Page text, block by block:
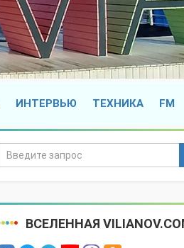
ИНТЕРВЬЮ ТЕХНИКА FM
ВСЕЛЕННАЯ